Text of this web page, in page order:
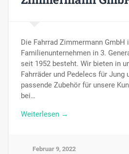
Die Fahrrad Zimmermann GmbH
Familienunternehmen in 3.
seit 1952 besteht. Wir bieten in
Fahrräder und Pedelecs für Jung
passende Zubehör für unsere
bei…
Weiterlesen →
Februar 9, 2022